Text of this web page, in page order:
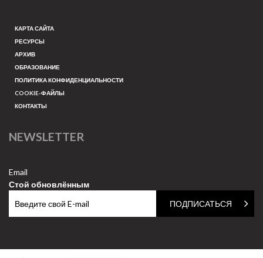
КАРТА САЙТА
РЕСУРСЫ
АРХИВ
ОБРАЗОВАНИЕ
ПОЛИТИКА КОНФИДЕНЦИАЛЬНОСТИ
COOKIE-ФАЙЛЫ
КОНТАКТЫ
NEWSLETTER
Email
Стой обновлённым